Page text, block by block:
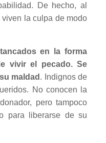
De hecho, al
la culpa de modo
en la forma
vivir el pecado. Se
maldad . Indignos de
No conocen la
pero tampoco
para liberarse de su